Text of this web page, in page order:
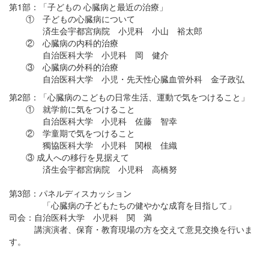
第1部：「子どもの 心臓病と最近の治療」
① 子どもの心臓病について
済生会宇都宮病院 小児科 小山 裕太郎
② 心臓病の内科的治療
自治医科大学 小児科 岡 健介
③ 心臓病の外科的治療
自治医科大学 小児・先天性心臓血管外科 金子政弘
第2部：「心臓病のこどもの日常生活、運動で気をつけること」
① 就学前に気をつけること
自治医科大学 小児科 佐藤 智幸
② 学童期で気をつけること
獨協医科大学 小児科 関根 佳織
③ 成人への移行を見据えて
済生会宇都宮病院 小児科 高橋努
第3部：パネルディスカッション
「心臓病の子どもたちの健やかな成育を目指して」
司会：自治医科大学 小児科 関 満
講演演者、保育・教育現場の方を交えて意見交換を行いま
す。